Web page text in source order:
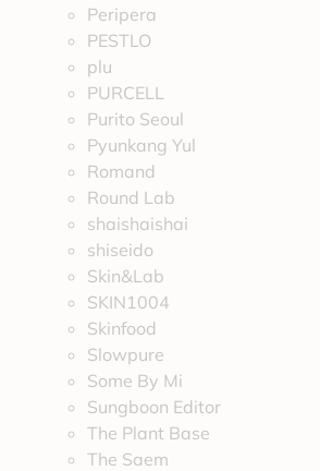
Peripera
PESTLO
plu
PURCELL
Purito Seoul
Pyunkang Yul
Romand
Round Lab
shaishaishai
shiseido
Skin&Lab
SKIN1004
Skinfood
Slowpure
Some By Mi
Sungboon Editor
The Plant Base
The Saem